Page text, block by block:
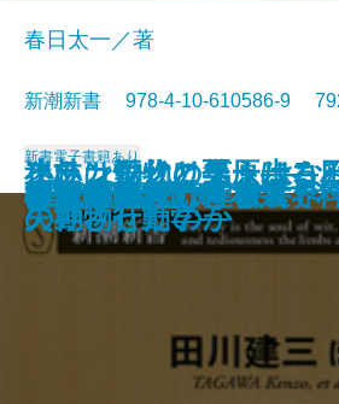
被差別のグルメ
プリンス論
常識外の一手
小林カツ代と栗原はる
究家とその時代―
テレビの秘密
「高倉健」という生き
迷いは悟りの第一歩―
めの宗教論―
居酒屋を極める
歌謡曲が聴こえる
なぜ時代劇は滅びるの
春日太一／著
新潮新書 978-4-10-610586-9
新書電子書籍あり
はじめて読む聖書
「超常現象」を本気で
4割は打てる！
ヒト、動物に会う―コ
の動物行動学―
仏像鑑賞入門
フランツ・リストはな
失神させたのか
和食の知られざる世界
カネ遣いという教養
タモリ論
名前の暗号